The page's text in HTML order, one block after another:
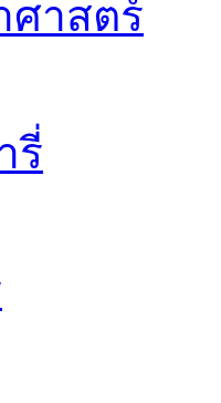
ศาสตร์
รี่